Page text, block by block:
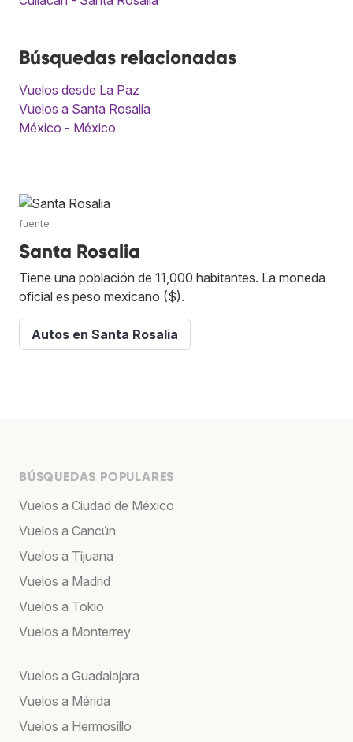
Búsquedas relacionadas
Vuelos desde La Paz
Vuelos a Santa Rosalia
México - México
fuente
Santa Rosalia
Tiene una población de 11,000 habitantes. La moneda
oficial es peso mexicano ($).
Autos en Santa Rosalia
BÚSQUEDAS POPULARES
Vuelos a Ciudad de México
Vuelos a Cancún
Vuelos a Tijuana
Vuelos a Madrid
Vuelos a Tokio
Vuelos a Monterrey
Vuelos a Guadalajara
Vuelos a Mérida
Vuelos a Hermosillo